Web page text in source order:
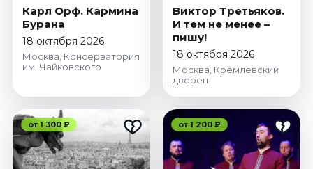
Карл Орф. Кармина
Бурана
18 октября 2026
Москва, Консерватория
им. Чайковского
Виктор Третьяков.
И тем не менее –
пишу!
18 октября 2026
Москва, Кремлёвский
дворец
от 1 300 ₽ от 1 200 ₽